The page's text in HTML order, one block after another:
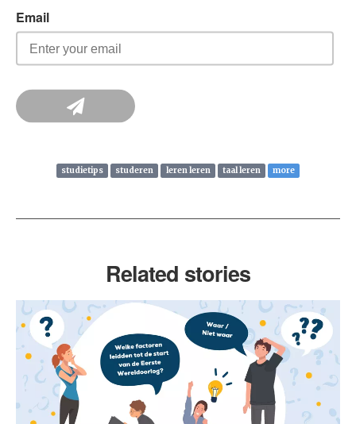
studietips studeren leren leren taal leren more
Related stories